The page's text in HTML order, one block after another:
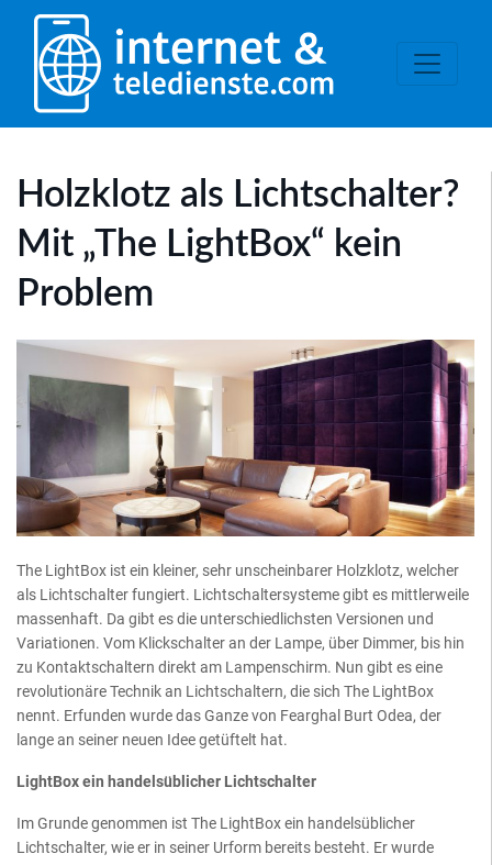
Holzklotz als Lichtschalter?
Mit „The LightBox“ kein
Problem
The LightBox ist ein kleiner, sehr unscheinbarer Holzklotz, welcher
als Lichtschalter fungiert. Lichtschaltersysteme gibt es mittlerweile
massenhaft. Da gibt es die unterschiedlichsten Versionen und
Variationen. Vom Klickschalter an der Lampe, über Dimmer, bis hin
zu Kontaktschaltern direkt am Lampenschirm. Nun gibt es eine
revolutionäre Technik an Lichtschaltern, die sich The LightBox
nennt. Erfunden wurde das Ganze von Fearghal Burt Odea, der
lange an seiner neuen Idee getüftelt hat.
LightBox ein handelsüblicher Lichtschalter
Im Grunde genommen ist The LightBox ein handelsüblicher
Lichtschalter, wie er in seiner Urform bereits besteht. Er wurde